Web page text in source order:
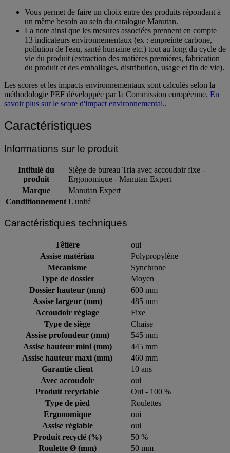
Vous permet de faire un choix entre des produits répondant à
un même besoin au sein du catalogue Manutan.
La note ainsi que les mesures associées prennent en compte
13 indicateurs environnementaux (ex : empreinte carbone,
pollution de l'eau, santé humaine etc.) tout au long du cycle de
vie du produit (extraction des matières premières, fabrication
du produit et des emballages, distribution, usage et fin de vie).
Les scores et les impacts environnementaux sont calculés selon la
méthodologie PEF développée par la Commission européenne. En
savoir plus sur le score d'impact environnemental..
Caractéristiques
Informations sur le produit
Intitulé du
produit
Siège de bureau Tria avec accoudoir fixe -
Ergonomique - Manutan Expert
Marque
Manutan Expert
Conditionnement L'unité
Caractéristiques techniques
Têtière
oui
Assise matériau
Polypropylène
Mécanisme
Synchrone
Type de dossier
Moyen
Dossier hauteur (mm)
600 mm
Assise largeur (mm)
485 mm
Accoudoir réglage
Fixe
Type de siège
Chaise
Assise profondeur (mm)
545 mm
Assise hauteur mini (mm)
445 mm
Assise hauteur maxi (mm)
460 mm
Garantie client
10 ans
Avec accoudoir
oui
Produit recyclable
Oui - 100 %
Type de pied
Roulettes
Ergonomique
oui
Assise réglable
oui
Produit recyclé (%)
50 %
Roulette Ø (mm)
50 mm